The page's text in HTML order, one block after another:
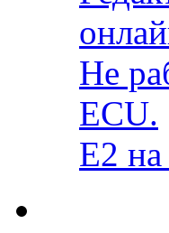
Не
ECU.
E2